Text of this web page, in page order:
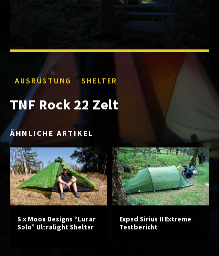
AUSRÜSTUNG SHELTER
TNF Rock 22 Zelt
ÄHNLICHE ARTIKEL
Six Moon Designs “Lunar
Solo” Ultralight Shelter
Exped Sirius II Extreme
Testbericht